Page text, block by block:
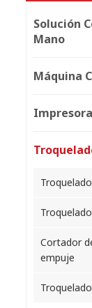
Solución
Mano
Máquina
Cortador
empuje